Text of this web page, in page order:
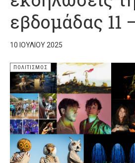
εβδομάδας 11
10 ΙΟΥΛΊΟΥ 2025
ΠΟΛΙΤΙΣΜΌΣ